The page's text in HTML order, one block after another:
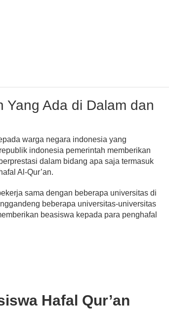
Yang Ada di Dalam dan
warga negara indonesia yang
indonesia pemerintah memberikan
dalam bidang apa saja termasuk
Al-Qur’an.
sama dengan beberapa universitas di
beberapa universitas-universitas
beasiswa kepada para penghafal
Hafal Qur’an